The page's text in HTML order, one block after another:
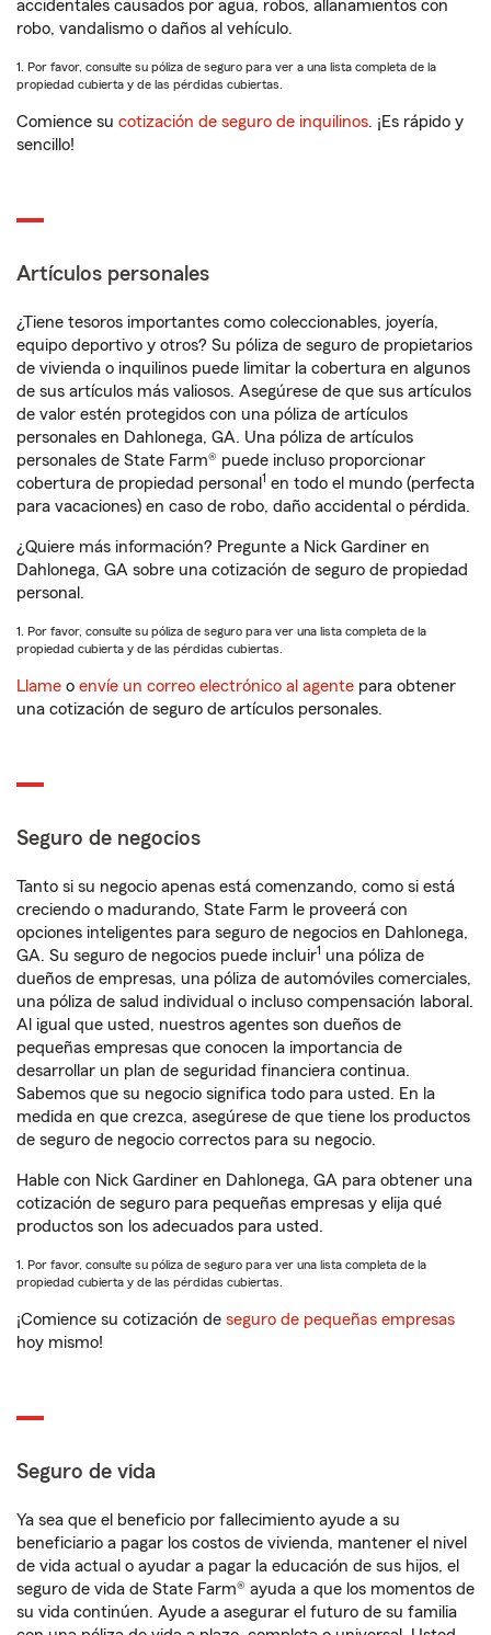
accidentales causados por agua, robos, allanamientos con
robo, vandalismo o daños al vehículo.
1. Por favor, consulte su póliza de seguro para ver a una lista completa de la
propiedad cubierta y de las pérdidas cubiertas.
Comience su cotización de seguro de inquilinos. ¡Es rápido y
sencillo!
Artículos personales
¿Tiene tesoros importantes como coleccionables, joyería,
equipo deportivo y otros? Su póliza de seguro de propietarios
de vivienda o inquilinos puede limitar la cobertura en algunos
de sus artículos más valiosos. Asegúrese de que sus artículos
de valor estén protegidos con una póliza de artículos
personales en Dahlonega, GA. Una póliza de artículos
personales de State Farm® puede incluso proporcionar
cobertura de propiedad personal 1 en todo el mundo (perfecta
para vacaciones) en caso de robo, daño accidental o pérdida.
¿Quiere más información? Pregunte a Nick Gardiner en
Dahlonega, GA sobre una cotización de seguro de propiedad
personal.
1. Por favor, consulte su póliza de seguro para ver una lista completa de la
propiedad cubierta y de las pérdidas cubiertas.
Llame o envíe un correo electrónico al agente para obtener
una cotización de seguro de artículos personales.
Seguro de negocios
Tanto si su negocio apenas está comenzando, como si está
creciendo o madurando, State Farm le proveerá con
opciones inteligentes para seguro de negocios en Dahlonega,
GA. Su seguro de negocios puede incluir1 una póliza de
dueños de empresas, una póliza de automóviles comerciales,
una póliza de salud individual o incluso compensación laboral.
Al igual que usted, nuestros agentes son dueños de
pequeñas empresas que conocen la importancia de
desarrollar un plan de seguridad financiera continua.
Sabemos que su negocio significa todo para usted. En la
medida en que crezca, asegúrese de que tiene los productos
de seguro de negocio correctos para su negocio.
Hable con Nick Gardiner en Dahlonega, GA para obtener una
cotización de seguro para pequeñas empresas y elija qué
productos son los adecuados para usted.
1. Por favor, consulte su póliza de seguro para ver una lista completa de la
propiedad cubierta y de las pérdidas cubiertas.
¡Comience su cotización de seguro de pequeñas empresas
hoy mismo!
Seguro de vida
Ya sea que el beneficio por fallecimiento ayude a su
beneficiario a pagar los costos de vivienda, mantener el nivel
de vida actual o ayudar a pagar la educación de sus hijos, el
seguro de vida de State Farm® ayuda a que los momentos de
su vida continúen. Ayude a asegurar el futuro de su familia